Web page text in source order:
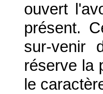
ouvert
présent.
sur-venir
réserve la
le